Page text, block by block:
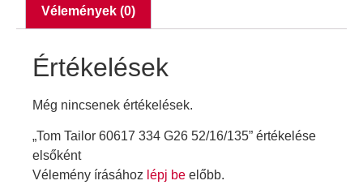
Vélemények (0)
Értékelések
Még nincsenek értékelések.
„Tom Tailor 60617 334 G26 52/16/135” értékelése
elsőként
Vélemény írásához lépj be előbb.